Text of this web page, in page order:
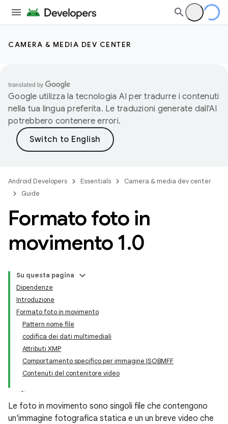
CAMERA & MEDIA DEV CENTER
Google utilizza la tecnologia AI per tradurre i contenuti
nella tua lingua preferita. Le traduzioni generate dall'AI
potrebbero contenere errori.
Android Developers Essentials
Camera & media dev center
Guide
Formato foto in
movimento 1.0
Su questa pagina
Dipendenze
Introduzione
Formato foto in movimento
Pattern nome file
codifica dei dati multimediali
Attributi XMP
Comportamento specifico per immagine ISOBMFF
Contenuti del contenitore video
Le foto in movimento sono singoli file che contengono
un'immagine fotografica statica e un un breve video che